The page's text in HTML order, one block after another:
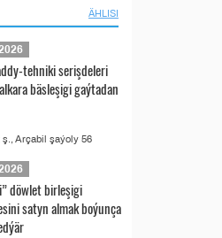
ÄHLISI
tehniki serişdeleri
bäsleşigi gaýtadan
Arçabil şaýoly 56
döwlet birleşigi
satyn almak boýunça